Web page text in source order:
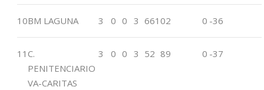
10BM LAGUNA 3 0 0 3 66102 0 -36
11 C.
PENITENCIARIO
VA-CARITAS
3 0 0 3 52 89 0 -37